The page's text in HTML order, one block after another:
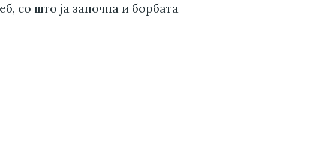
со што ја започна и борбата